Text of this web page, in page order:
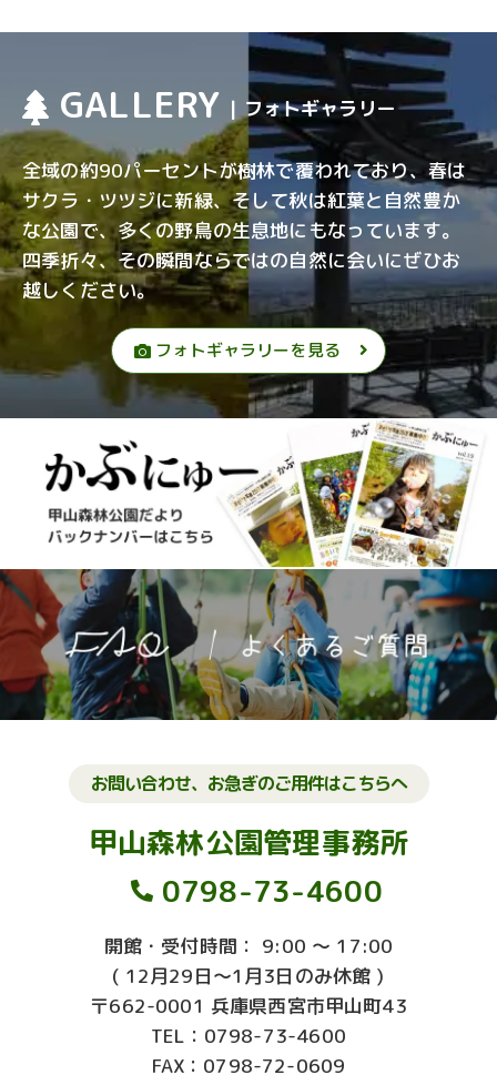
GALLERY | フォトギャラリー
全域の約90パーセントが樹林で覆われており、春は
サクラ・ツツジに新緑、そして秋は紅葉と自然豊か
な公園で、多くの野鳥の生息地にもなっています。
四季折々、その瞬間ならではの自然に会いにぜひお
越しください。
フォトギャラリーを見る
お問い合わせ、お急ぎのご用件はこちらへ
甲山森林公園管理事務所
0798-73-4600
開館・受付時間： 9:00 ～ 17:00
( 12月29日～1月3日のみ休館 )
〒662-0001 兵庫県西宮市甲山町43
TEL：0798-73-4600
FAX：0798-72-0609